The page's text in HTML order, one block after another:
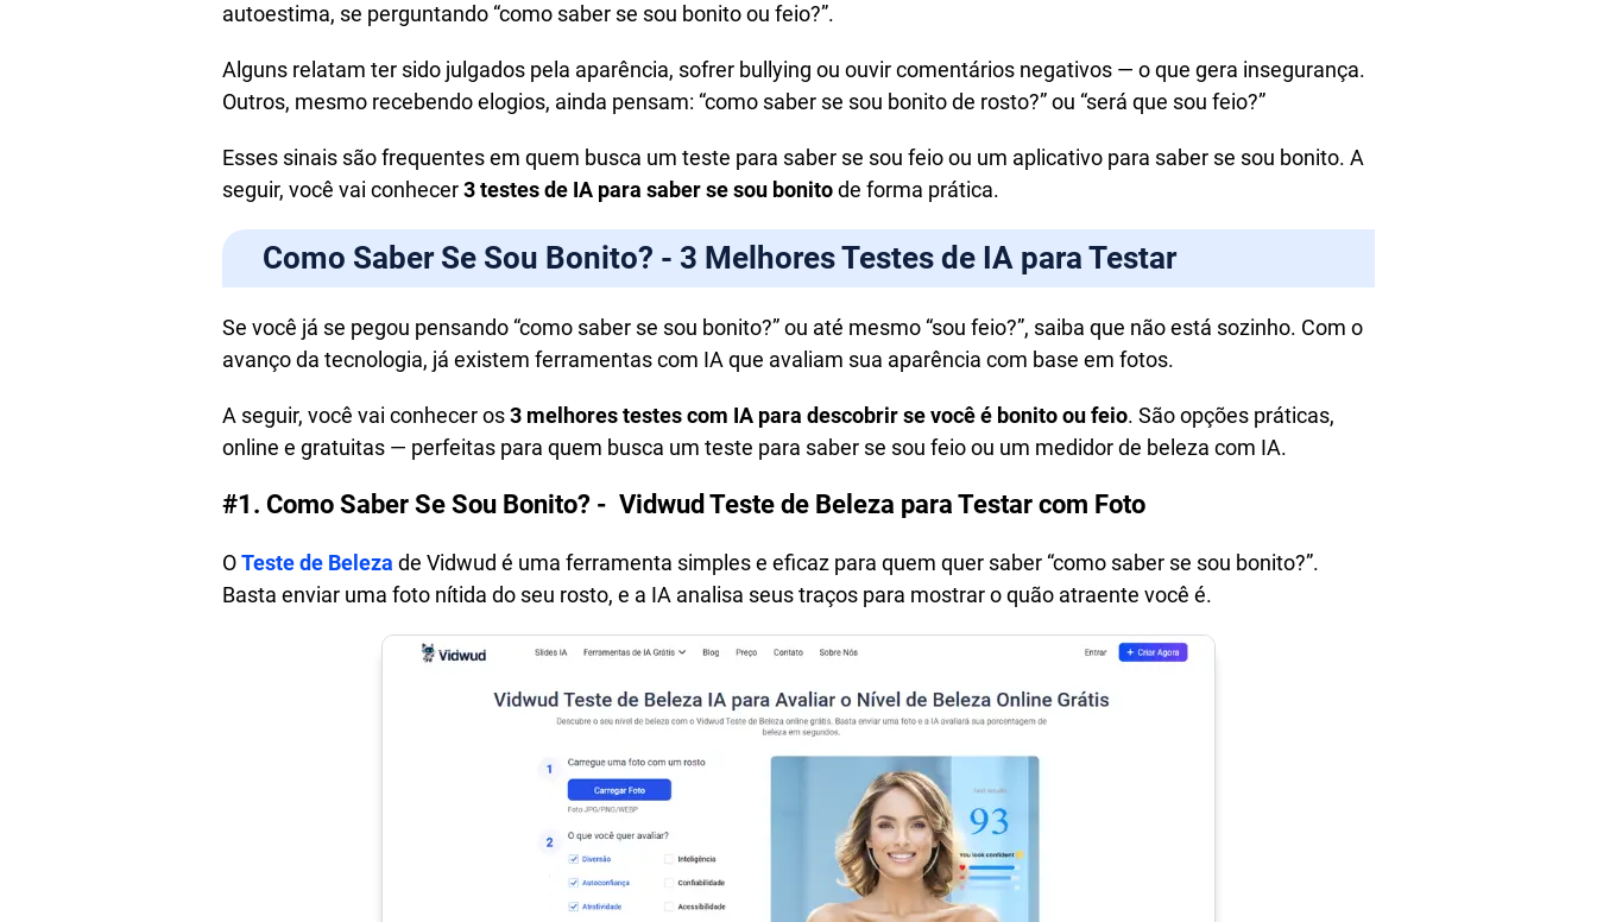
autoestima, se perguntando “como saber se sou bonito ou feio?”.
Alguns relatam ter sido julgados pela aparência, sofrer bullying ou ouvir comentários negativos — o que gera insegurança.
Outros, mesmo recebendo elogios, ainda pensam: “como saber se sou bonito de rosto?” ou “será que sou feio?”
Esses sinais são frequentes em quem busca um teste para saber se sou feio ou um aplicativo para saber se sou bonito. A
seguir, você vai conhecer3 testes de IA para saber se sou bonitode forma prática.
Como Saber Se Sou Bonito? - 3 Melhores Testes de IA para Testar
Se você já se pegou pensando “como saber se sou bonito?” ou até mesmo “sou feio?”, saiba que não está sozinho. Com o
avanço da tecnologia, já existem ferramentas com IA que avaliam sua aparência com base em fotos.
A seguir, você vai conhecer os3 melhores testes com IA para descobrir se você é bonito ou feio. São opções práticas,
online e gratuitas — perfeitas para quem busca um teste para saber se sou feio ou um medidor de beleza com IA.
#1. Como Saber Se Sou Bonito? - Vidwud Teste de Beleza para Testar com Foto
OTeste de Beleza de Vidwud é uma ferramenta simples e eficaz para quem quer saber “como saber se sou bonito?”.
Basta enviar uma foto nítida do seu rosto, e a IA analisa seus traços para mostrar o quão atraente você é.